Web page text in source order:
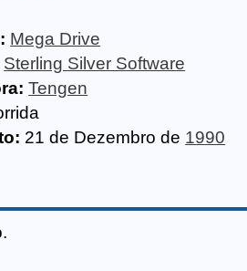
Mega Drive
Sterling Silver Software
Tengen
21 de Dezembro de 1990